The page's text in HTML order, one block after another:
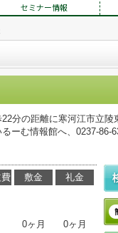
セミナー情報
分の距離に寒河江市立
ーむ情報館へ、0237-86-
敷金
0ヶ月
礼金
0ヶ月